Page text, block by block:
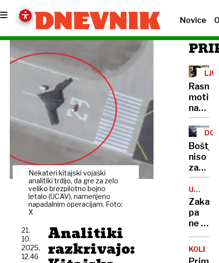
Novice
Nekateri kitajski vojaški
analitiki trdijo, da gre za zelo
veliko brezpilotno bojno
letalo (UCAV), namenjeno
napadalnim operacijam. Foto:
X
Analitiki
razkrivajo:
21.
10.
2025,
12.46
Rasno
Policija
očitke
IN
niso
s
Zakaj
pa
ne bi
z